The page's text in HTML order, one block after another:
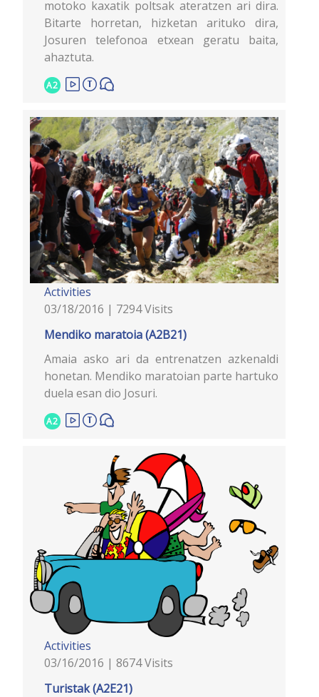
motoko kaxatik poltsak ateratzen ari dira.
Bitarte horretan, hizketan arituko dira,
Josuren telefonoa etxean geratu baita,
ahaztuta.
A2
Activities
03/18/2016 | 7294 Visits
Mendiko maratoia (A2B21)
Amaia asko ari da entrenatzen azkenaldi
honetan. Mendiko maratoian parte hartuko
duela esan dio Josuri.
A2
Activities
03/16/2016 | 8674 Visits
Turistak (A2E21)